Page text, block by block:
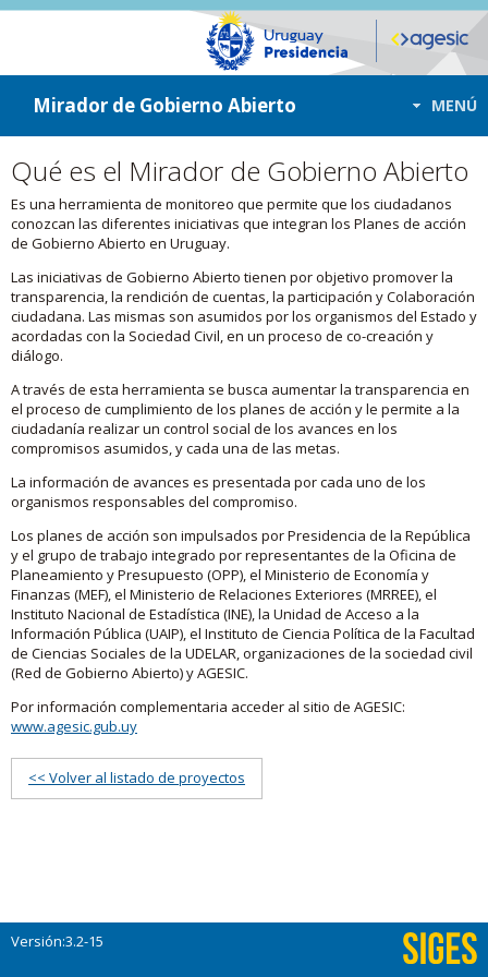
ir a contenido
ir al menú
Mirador de Gobierno Abierto MENÚ
Qué es el Mirador de Gobierno Abierto
Es una herramienta de monitoreo que permite que los ciudadanos
conozcan las diferentes iniciativas que integran los Planes de acción
de Gobierno Abierto en Uruguay.
Las iniciativas de Gobierno Abierto tienen por objetivo promover la
transparencia, la rendición de cuentas, la participación y Colaboración
ciudadana. Las mismas son asumidos por los organismos del Estado y
acordadas con la Sociedad Civil, en un proceso de co-creación y
diálogo.
A través de esta herramienta se busca aumentar la transparencia en
el proceso de cumplimiento de los planes de acción y le permite a la
ciudadanía realizar un control social de los avances en los
compromisos asumidos, y cada una de las metas.
La información de avances es presentada por cada uno de los
organismos responsables del compromiso.
Los planes de acción son impulsados por Presidencia de la República
y el grupo de trabajo integrado por representantes de la Oficina de
Planeamiento y Presupuesto (OPP), el Ministerio de Economía y
Finanzas (MEF), el Ministerio de Relaciones Exteriores (MRREE), el
Instituto Nacional de Estadística (INE), la Unidad de Acceso a la
Información Pública (UAIP), el Instituto de Ciencia Política de la Facultad
de Ciencias Sociales de la UDELAR, organizaciones de la sociedad civil
(Red de Gobierno Abierto) y AGESIC.
Por información complementaria acceder al sitio de AGESIC:
www.agesic.gub.uy
<< Volver al listado de proyectos
Versión:3.2-15